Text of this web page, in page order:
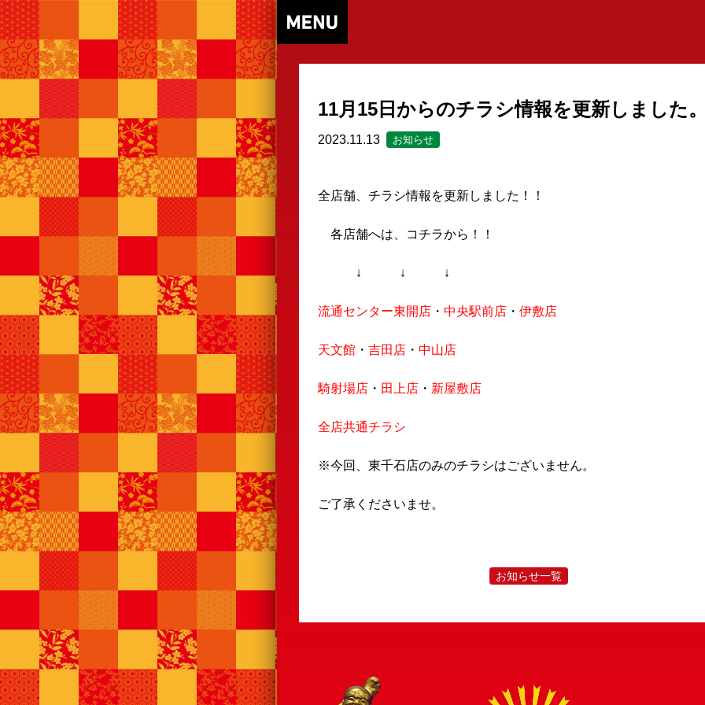
11月15日からのチラシ情報を更新しました
2023.11.13 お知らせ
全店舗、チラシ情報を更新しました！！
各店舗へは、コチラから！！
↓ ↓ ↓
流通センター東開店 ・ 中央駅前店 ・ 伊敷店
天文館 ・ 吉田店 ・ 中山店
騎射場店 ・ 田上店 ・ 新屋敷店
全店共通チラシ
※今回、東千石店のみのチラシはございません。
ご了承くださいませ。
お知らせ一覧
採用情報 会社案内 決済情報 店舗情報